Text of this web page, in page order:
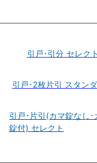
引戸･引分 セレクト
引戸･2枚片引 スタン
引戸･片引(カマ錠なし･
錠付) セレクト